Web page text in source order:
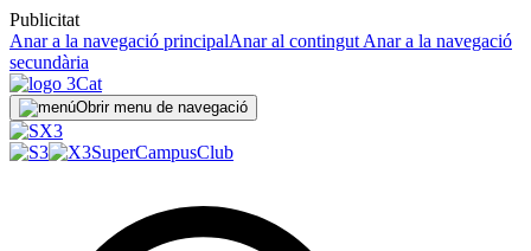
Publicitat
Anar a la navegació principalAnar al contingut Anar a la navegació
secundària
Obrir menu de navegació
SuperCampusClub